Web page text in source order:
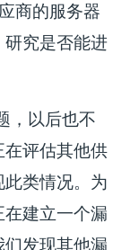
商的服务器
研究是否能进
，以后也不
在评估其他供
类情况。为
建立一个漏
发现其他漏